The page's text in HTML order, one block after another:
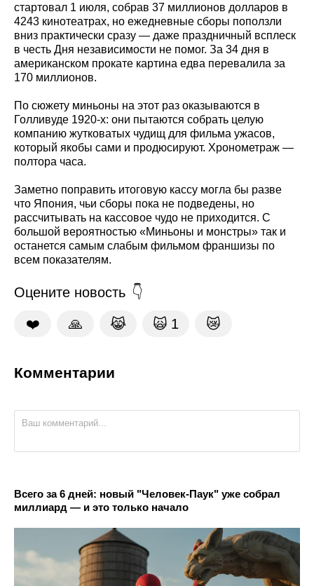
стартовал 1 июля, собрав 37 миллионов долларов в
4243 кинотеатрах, но ежедневные сборы поползли
вниз практически сразу — даже праздничный всплеск
в честь Дня независимости не помог. За 34 дня в
американском прокате картина едва перевалила за
170 миллионов.
По сюжету миньоны на этот раз оказываются в
Голливуде 1920-х: они пытаются собрать целую
компанию жутковатых чудищ для фильма ужасов,
который якобы сами и продюсируют. Хронометраж —
полтора часа.
Заметно поправить итоговую кассу могла бы разве
что Япония, чьи сборы пока не подведены, но
рассчитывать на кассовое чудо не приходится. С
большой вероятностью «Миньоны и монстры» так и
останется самым слабым фильмом франшизы по
всем показателям.
Оцените новость
❤️ 🙏 😹 🙀 1 😿
Комментарии
Всего за 6 дней: новый "Человек-Паук" уже собрал
миллиард — и это только начало